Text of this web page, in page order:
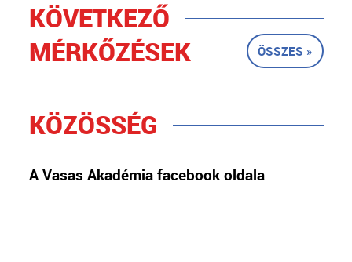
KÖVETKEZŐ
MÉRKŐZÉSEK
ÖSSZES »
KÖZÖSSÉG
A Vasas Akadémia facebook oldala